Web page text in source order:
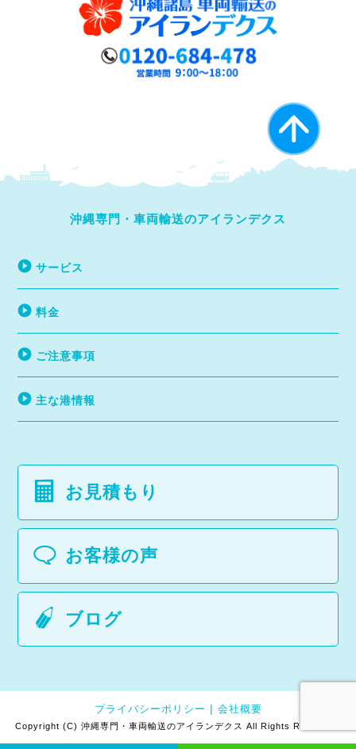
沖縄専門・車両輸送のアイランデクス
サービス
料金
ご注意事項
主な港情報
お見積もり
お客様の声
ブログ
プライバシーポリシー 会社概要
Copyright (C) 沖縄専門・車両輸送のアイランデクス All Rights Reserved.